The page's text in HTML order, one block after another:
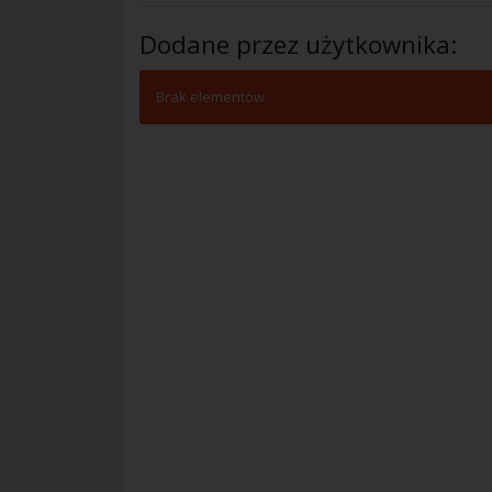
Dodane przez użytkownika:
Brak elementów.